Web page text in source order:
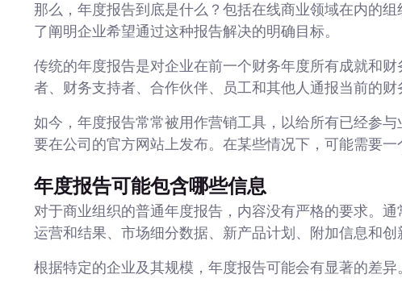
那么，年度报告到底是什么？包括在线商业领域在内的
了阐明企业希望通过这种报告解决的明确目标。
传统的年度报告是对企业在前一个财务年度所有成就和
者、财务支持者、合作伙伴、员工和其他人通报当前的财
如今，年度报告常常被用作营销工具，以给所有已经参
要在公司的官方网站上发布。在某些情况下，可能需要一
年度报告可能包含哪些信息
对于商业组织的普通年度报告，内容没有严格的要求。
运营和结果、市场细分数据、新产品计划、附加信息和创
根据特定的企业及其规模，年度报告可能会有显著的差异